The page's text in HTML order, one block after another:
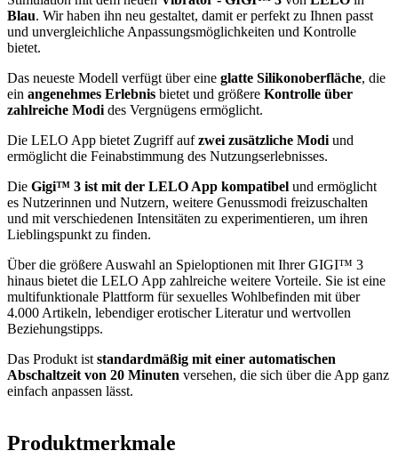
Blau. Wir haben ihn neu gestaltet, damit er perfekt zu Ihnen passt
und unvergleichliche Anpassungsmöglichkeiten und Kontrolle
bietet.
Das neueste Modell verfügt über eine glatte Silikonoberfläche, die
ein angenehmes Erlebnis bietet und größere Kontrolle über
zahlreiche Modi des Vergnügens ermöglicht.
Die LELO App bietet Zugriff aufzwei zusätzliche Modi und
ermöglicht die Feinabstimmung des Nutzungserlebnisses.
Die Gigi™ 3 ist mit der LELO App kompatibel und ermöglicht
es Nutzerinnen und Nutzern, weitere Genussmodi freizuschalten
und mit verschiedenen Intensitäten zu experimentieren, um ihren
Lieblingspunkt zu finden.
Über die größere Auswahl an Spieloptionen mit Ihrer GIGI™ 3
hinaus bietet die LELO App zahlreiche weitere Vorteile. Sie ist eine
multifunktionale Plattform für sexuelles Wohlbefinden mit über
4.000 Artikeln, lebendiger erotischer Literatur und wertvollen
Beziehungstipps.
Das Produkt ist standardmäßig mit einer automatischen
Abschaltzeit von 20 Minuten versehen, die sich über die App ganz
einfach anpassen lässt.
Produktmerkmale